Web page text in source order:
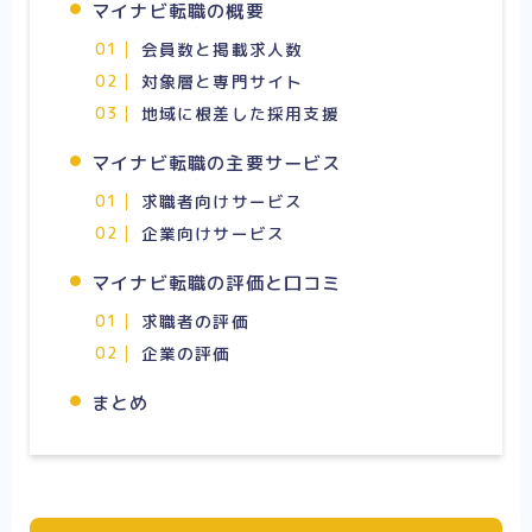
マイナビ転職の概要
会員数と掲載求人数
対象層と専門サイト
地域に根差した採用支援
マイナビ転職の主要サービス
求職者向けサービス
企業向けサービス
マイナビ転職の評価と口コミ
求職者の評価
企業の評価
まとめ